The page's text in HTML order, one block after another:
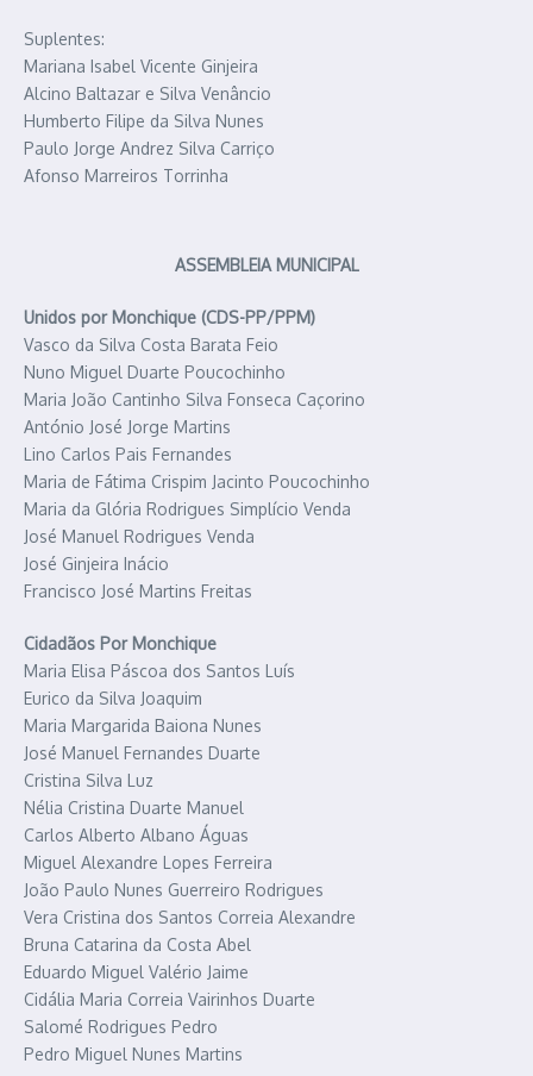
Suplentes:
Mariana Isabel Vicente Ginjeira
Alcino Baltazar e Silva Venâncio
Humberto Filipe da Silva Nunes
Paulo Jorge Andrez Silva Carriço
Afonso Marreiros Torrinha
ASSEMBLEIA MUNICIPAL
Unidos por Monchique (CDS-PP/PPM)
Vasco da Silva Costa Barata Feio
Nuno Miguel Duarte Poucochinho
Maria João Cantinho Silva Fonseca Caçorino
António José Jorge Martins
Lino Carlos Pais Fernandes
Maria de Fátima Crispim Jacinto Poucochinho
Maria da Glória Rodrigues Simplício Venda
José Manuel Rodrigues Venda
José Ginjeira Inácio
Francisco José Martins Freitas
Cidadãos Por Monchique
Maria Elisa Páscoa dos Santos Luís
Eurico da Silva Joaquim
Maria Margarida Baiona Nunes
José Manuel Fernandes Duarte
Cristina Silva Luz
Nélia Cristina Duarte Manuel
Carlos Alberto Albano Águas
Miguel Alexandre Lopes Ferreira
João Paulo Nunes Guerreiro Rodrigues
Vera Cristina dos Santos Correia Alexandre
Bruna Catarina da Costa Abel
Eduardo Miguel Valério Jaime
Cidália Maria Correia Vairinhos Duarte
Salomé Rodrigues Pedro
Pedro Miguel Nunes Martins